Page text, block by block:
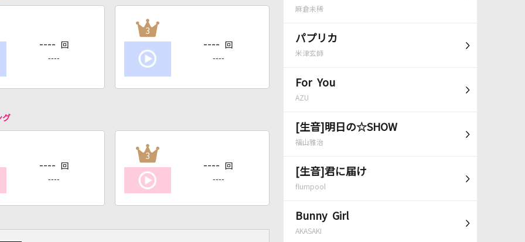
麻倉未稀
パプリカ
米津玄師
For You
AZU
[生音]明日の☆SHOW
福山雅治
[生音]君に届け
flumpool
Bunny Girl
AKASAKI
---- 回
----
3
---- 回
----
グ
---- 回
----
3
---- 回
----